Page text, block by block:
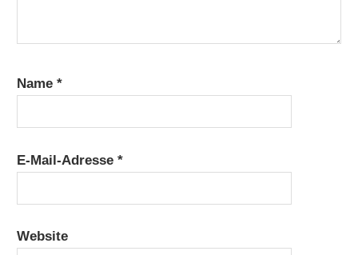
Name*
E-Mail-Adresse*
Website